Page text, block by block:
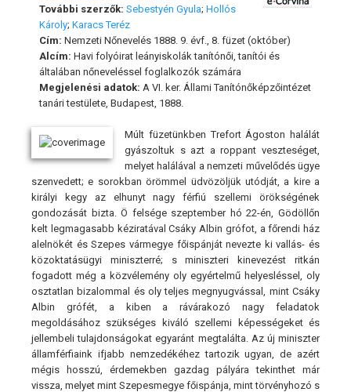
További szerzők: Sebestyén Gyula; Hollós
Károly; Karacs Teréz
Cím: Nemzeti Nőnevelés 1888. 9. évf., 8. füzet (október)
Alcím: Havi folyóirat leányiskolák tanítónői, tanítói és
általában nőneveléssel foglalkozók számára
Megjelenési adatok: A VI. ker. Állami Tanítónőképzőintézet
tanári testülete, Budapest, 1888.
Múlt füzetünkben Trefort Ágoston halálát
gyászoltuk s azt a roppant veszteséget,
melyet halálával a nemzeti művelődés ügye
szenvedett; e sorokban örömmel üdvözöljük utódját, a kire a
királyi kegy az elhunyt nagy férfiú szellemi örökségének
gondozását bizta. Ö felsége szeptember hó 22-én, Gödöllőn
kelt legmagasabb kéziratával Csáky Albin grófot, a főrendi ház
alelnökét és Szepes vármegye főispánját nevezte ki vallás- és
közoktatásügyi miniszterré; s miniszteri kinevezést ritkán
fogadott még a közvélemény oly egyértelmű helyesléssel, oly
osztatlan bizalommal és oly teljes megnyugvással, mint Csáky
Albin grófét, a kiben a rávárakozó nagy feladatok
megoldásához szükséges kiváló szellemi képességeket és
jellembeli tulajdonságokat egyaránt megtalálta. Az új miniszter
államférfiaink ifjabb nemzedékéhez tartozik ugyan, de azért
mégis hosszú, érdemekben gazdag pályára tekinthet már
vissza, melyet mint Szepesmegye főispánja, mint törvényhozó s